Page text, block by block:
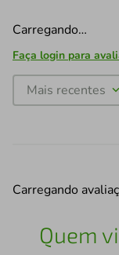
Carregando…
Faça login para
Mais recentes
Carregando
Quem